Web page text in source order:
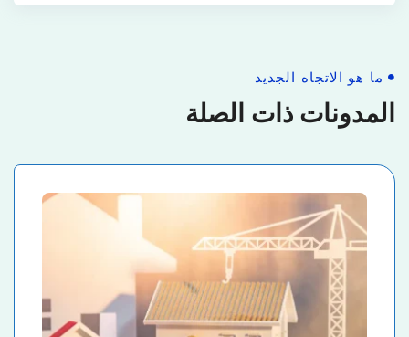
ما هو الاتجاه الجديد
المدونات ذات الصلة